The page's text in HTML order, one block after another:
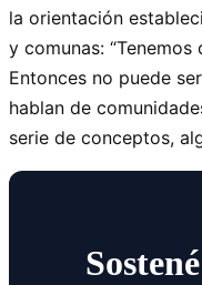
la orientación
y comunas:
Entonces no puede
hablan de
serie de conceptos,